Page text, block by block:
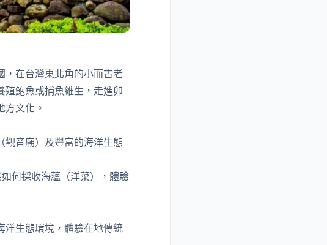
，在台灣東北角的小而古老
殖鮑魚或捕魚維生，走進卯
文化。
觀音廟）及豐富的海洋生態
何採收海蘊（洋菜），體驗
洋生態環境，體驗在地傳統